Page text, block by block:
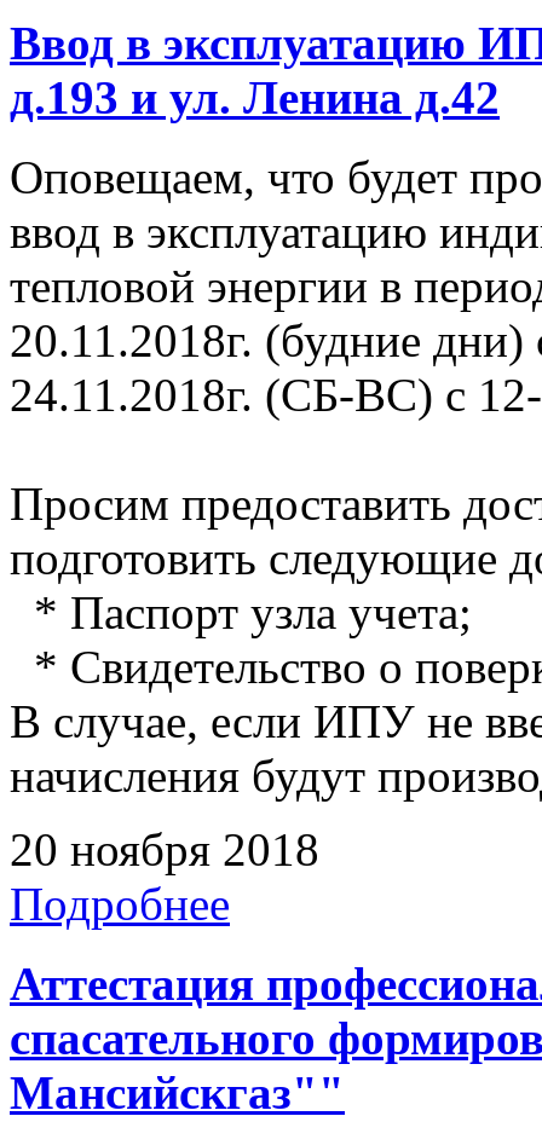
Ввод в эксплуатацию
д.193 и ул. Ленина д.42
Оповещаем, что будет
ввод в эксплуатацию
тепловой энергии в
20.11.2018г. (будние
24.11.2018г. (СБ-ВС) с
Просим предоставить
подготовить следующие
* Паспорт узла учета;
* Свидетельство о
В случае, если ИПУ не
начисления будут
20 ноября 2018
Подробнее
Аттестация
спасательного
Мансийскгаз""